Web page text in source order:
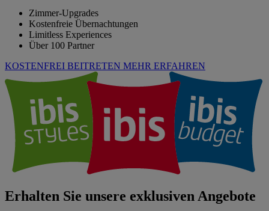
Zimmer-Upgrades
Kostenfreie Übernachtungen
Limitless Experiences
Über 100 Partner
KOSTENFREI BEITRETEN MEHR ERFAHREN
Erhalten Sie unsere exklusiven Angebote